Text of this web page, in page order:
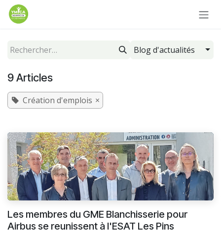
Se rendre au contenu
Blog d'actualités
9 Articles
Création d'emplois ×
Les membres du GME Blanchisserie pour
Airbus se reunissent à l'ESAT Les Pins